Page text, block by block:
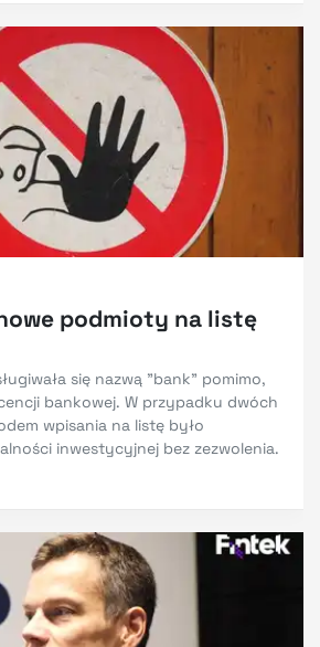
podmioty na listę
się nazwą "bank" pomimo,
bankowej. W przypadku dwóch
wpisania na listę było
inwestycyjnej bez zezwolenia.